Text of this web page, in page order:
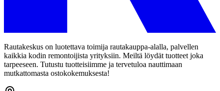
Rautakeskus on luotettava toimija rautakauppa-alalla, palvellen
kaikkia kodin remontoijista yrityksiin. Meiltä löydät tuotteet joka
tarpeeseen. Tutustu tuotteisiimme ja tervetuloa nauttimaan
mutkattomasta ostokokemuksesta!